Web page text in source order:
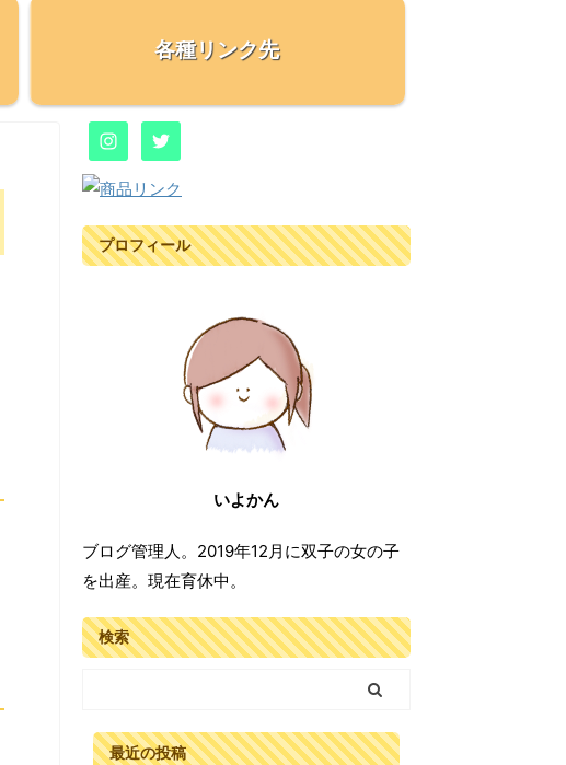
各種リンク先
プロフィール
いよかん
ブログ管理人。2019年12月に双子の女の子
を出産。現在育休中。
検索
最近の投稿